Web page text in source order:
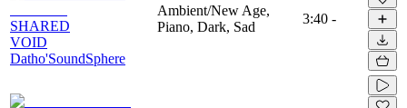
SHARED
VOID
Datho'SoundSphere
Ambient/New Age,
Piano, Dark, Sad
3:40 -